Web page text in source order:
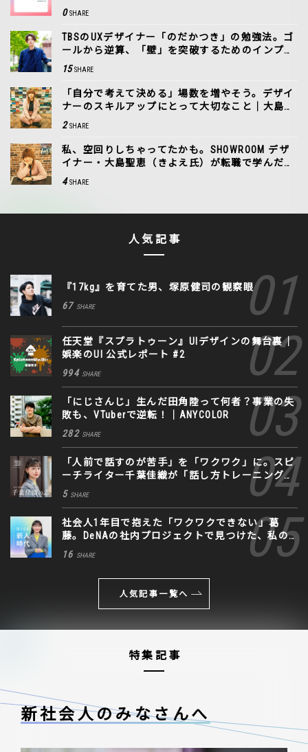
と
0 SHARE
TBSのUXデザイナー「のだかつき」の勉強法。ゴ
ールから逆算、「壁」を突破するためのインプッ
ト
15 SHARE
「自分で考えて決める」場数を増やそう。デザイ
ナーのスキルアップにとって大切なこと｜大島聖
恵（きよえ氏）
2 SHARE
私、空回りしちゃってたかも。SHOWROOM デザ
イナー・大島聖恵（きよえ氏）が転職で学んだこ
と
4 SHARE
人気記事
『17kg』を育てた男、塚原健司の観察眼
67 SHARE
任天堂『スプラトゥーン』UIデザインの舞台裏｜
娯楽のUI 公式レポート #2
994 SHARE
「にじさんじ」生んだ田角陸って何者？事業の失
敗も、VTuberで逆転！｜ANYCOLOR
282 SHARE
「人前で話すのが苦手」を「ワクワク」に。スピ
ーチライター千葉佳織が「話し方トレーニング」
に込めた思い
5 SHARE
社会人1年目で抱えた「ワクワクできない」葛
藤。DeNAの社内プロジェクトで見つけた、私の
生きる道
16 SHARE
人気記事一覧へ
特集記事
新社会人のみなさんへ